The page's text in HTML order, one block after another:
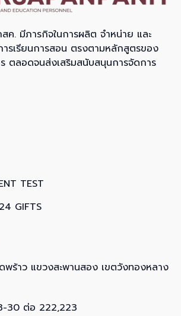
ค. มีภารกิจในการผลิต จำหน่าย และ
เรียนการสอน ตรงตามหลักสูตรของ
ตลอดจนส่งเสริมสนับสนุนการจัดการ
TEST
GIFTS
ร้าว แขวงสะพานสอง เขตวังทองหลาง
30 ต่อ 222,223